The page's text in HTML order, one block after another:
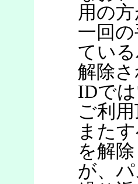
用の
一回
てい
解除
IDで
ご利
また
を解
が、